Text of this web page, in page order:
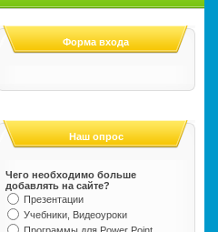
Форма входа
Наш опрос
Чего необходимо больше
добавлять на сайте?
Презентации
Учебники, Видеоуроки
Программы для Power Point